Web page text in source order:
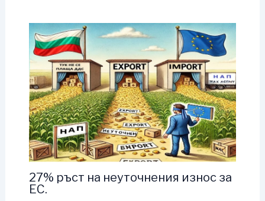
27% ръст на неуточнения износ за
ЕС.